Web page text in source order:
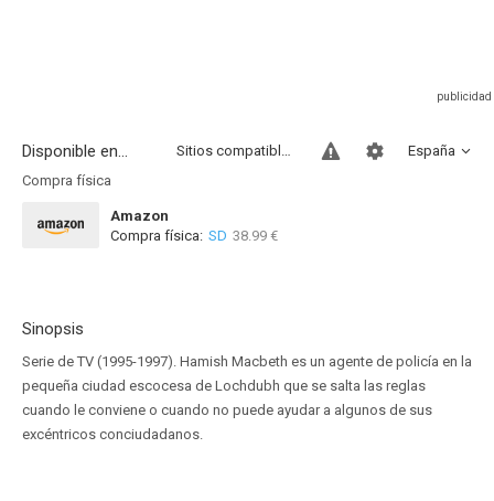
Disponible en... España
Sitios compatibles
Compra física
Amazon
Compra física: SD 38.99 €
Sinopsis
Serie de TV (1995-1997). Hamish Macbeth es un agente de policía en la
pequeña ciudad escocesa de Lochdubh que se salta las reglas
cuando le conviene o cuando no puede ayudar a algunos de sus
excéntricos conciudadanos.